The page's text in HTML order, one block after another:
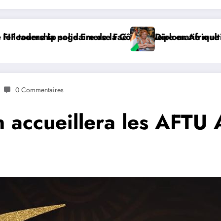
: à Addis-Abeba, SE Mme Nialé Kaba
𝐉𝐎𝐉 𝐃𝐀𝐊𝐀𝐑
0 Commentaires
les